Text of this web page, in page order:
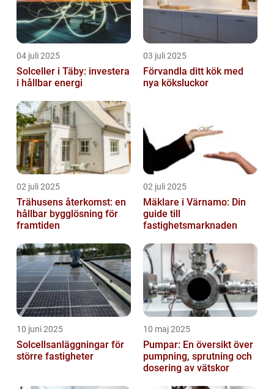
04 juli 2025
Solceller i Täby: investera
i hållbar energi
03 juli 2025
Förvandla ditt kök med
nya köksluckor
02 juli 2025
Trähusens återkomst: en
hållbar bygglösning för
framtiden
02 juli 2025
Mäklare i Värnamo: Din
guide till
fastighetsmarknaden
10 juni 2025
Solcellsanläggningar för
större fastigheter
10 maj 2025
Pumpar: En översikt över
pumpning, sprutning och
dosering av vätskor